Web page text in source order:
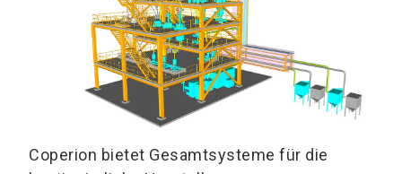
Coperion bietet Gesamtsysteme für die